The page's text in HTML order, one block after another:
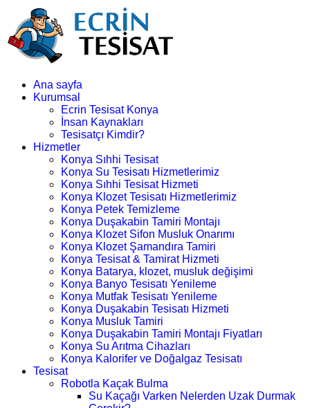
Ana sayfa
Kurumsal
Ecrin Tesisat Konya
İnsan Kaynakları
Tesisatçı Kimdir?
Hizmetler
Konya Sıhhi Tesisat
Konya Su Tesisatı Hizmetlerimiz
Konya Sıhhi Tesisat Hizmeti
Konya Klozet Tesisatı Hizmetlerimiz
Konya Petek Temizleme
Konya Duşakabin Tamiri Montajı
Konya Klozet Sifon Musluk Onarımı
Konya Klozet Şamandıra Tamiri
Konya Tesisat & Tamirat Hizmeti
Konya Batarya, klozet, musluk değişimi
Konya Banyo Tesisatı Yenileme
Konya Mutfak Tesisatı Yenileme
Konya Duşakabin Tesisatı Hizmeti
Konya Musluk Tamiri
Konya Duşakabin Tamiri Montajı Fiyatları
Konya Su Arıtma Cihazları
Konya Kalorifer ve Doğalgaz Tesisatı
Tesisat
Robotla Kaçak Bulma
Su Kaçağı Varken Nelerden Uzak Durmak